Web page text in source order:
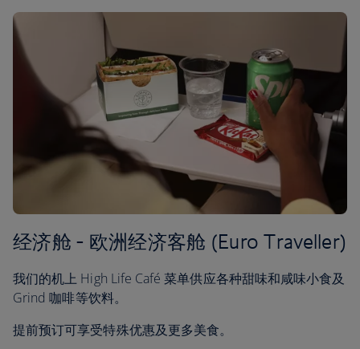
经济舱 - 欧洲经济客舱 (Euro Traveller)
我们的机上 High Life Café 菜单供应各种甜味和咸味小食及
Grind 咖啡等饮料。
提前预订可享受特殊优惠及更多美食。